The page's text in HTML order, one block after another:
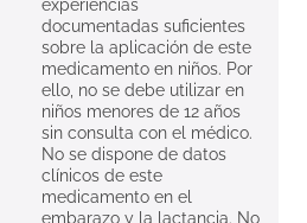
experiencias
documentadas suficientes
sobre la aplicación de este
medicamento en niños. Por
ello, no se debe utilizar en
niños menores de 12 años
sin consulta con el médico.
No se dispone de datos
clínicos de este
medicamento en el
embarazo y la lactancia. No